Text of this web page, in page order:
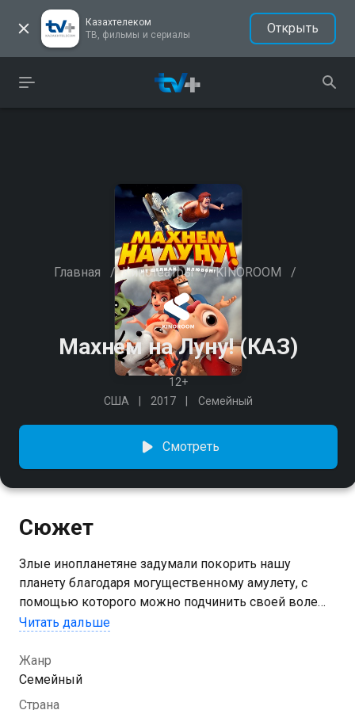
Казахтелеком
ТВ, фильмы и сериалы
Открыть
Главная / Кинотеатры / KINOROOM /
Махнем на Луну! (КАЗ)
12+
США
2017 Семейный
Смотреть
Сюжет
Злые инопланетяне задумали покорить нашу
планету благодаря могущественному амулету, с
помощью которого можно подчинить своей воле
любое разумное существо. На Земле готовится
Выполнить миссию может только тот, чей интеллект
очень мал и кто не подвержен действию амулета.
Но где найти такого дурачка? Разве что послать в
Читать дальше
Жанр
Семейный
Страна